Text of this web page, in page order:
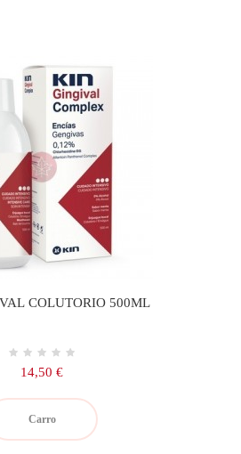
COLUTORIO 500ML
Precio
14,50 €
Carro